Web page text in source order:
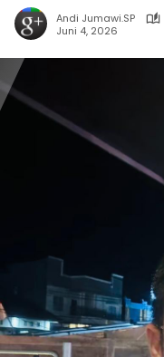
Andi Jumawi.SP
Juni 4, 2026